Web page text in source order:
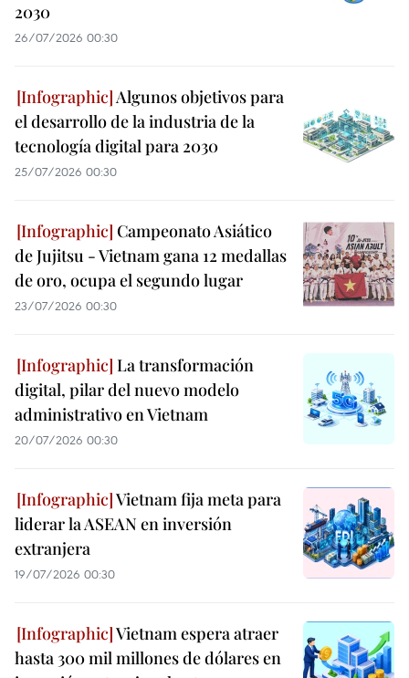
2030
26/07/2026 00:30
Algunos objetivos para
el desarrollo de la industria de la
tecnología digital para 2030
25/07/2026 00:30
Campeonato Asiático
de Jujitsu - Vietnam gana 12 medallas
de oro, ocupa el segundo lugar
23/07/2026 00:30
La transformación
digital, pilar del nuevo modelo
administrativo en Vietnam
20/07/2026 00:30
Vietnam fija meta para
liderar la ASEAN en inversión
extranjera
19/07/2026 00:30
Vietnam espera atraer
hasta 300 mil millones de dólares en